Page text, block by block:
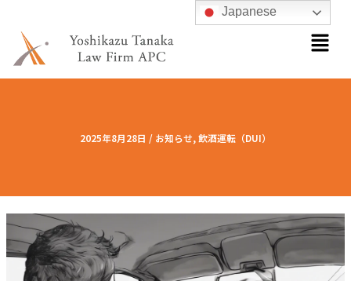
メ
ニ
ー
2025年8月28日 / お知らせ,飲酒運転（DUI）
Japanese